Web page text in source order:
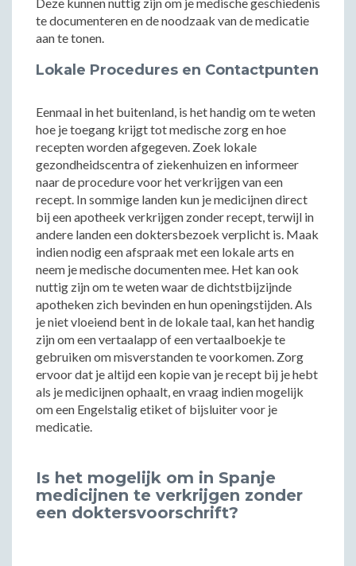
te documenteren en de noodzaak van de medicatie
aan te tonen.
Lokale Procedures en Contactpunten
Eenmaal in het buitenland, is het handig om te weten
hoe je toegang krijgt tot medische zorg en hoe
recepten worden afgegeven. Zoek lokale
gezondheidscentra of ziekenhuizen en informeer
naar de procedure voor het verkrijgen van een
recept. In sommige landen kun je medicijnen direct
bij een apotheek verkrijgen zonder recept, terwijl in
andere landen een doktersbezoek verplicht is. Maak
indien nodig een afspraak met een lokale arts en
neem je medische documenten mee. Het kan ook
nuttig zijn om te weten waar de dichtstbijzijnde
apotheken zich bevinden en hun openingstijden. Als
je niet vloeiend bent in de lokale taal, kan het handig
zijn om een vertaalapp of een vertaalboekje te
gebruiken om misverstanden te voorkomen. Zorg
ervoor dat je altijd een kopie van je recept bij je hebt
als je medicijnen ophaalt, en vraag indien mogelijk
om een Engelstalig etiket of bijsluiter voor je
medicatie.
Is het mogelijk om in Spanje
medicijnen te verkrijgen zonder
een doktersvoorschrift?